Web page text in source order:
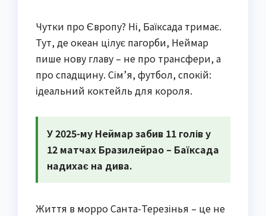
Чутки про Європу? Ні, Баїксада тримає.
Тут, де океан цілує пагорби, Неймар
пише нову главу – не про трансфери, а
про спадщину. Сім’я, футбол, спокій:
ідеальний коктейль для короля.
У 2025-му Неймар забив 11 голів у
12 матчах Бразилейрао – Баїксада
надихає на дива.
Життя в морро Санта-Терезінья – це не